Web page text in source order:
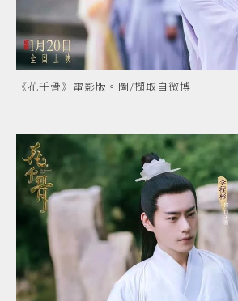
《花千骨》電影版。圖/擷取自微博